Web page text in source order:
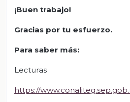
¡Buen trabajo!
Gracias por tu esfuerzo.
Para saber más:
Lecturas
https://